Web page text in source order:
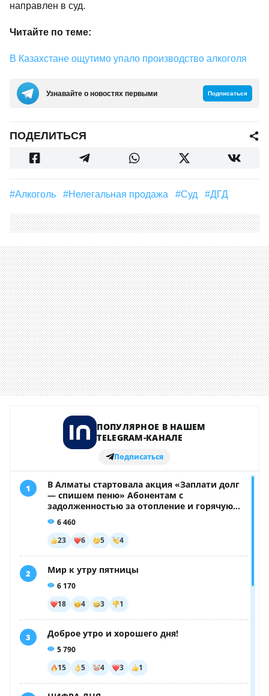
направлен в суд.
Читайте по теме:
В Казахстане ощутимо упало производство алкоголя
Узнавайте о новостях первыми Подписаться
ПОДЕЛИТЬСЯ
#алкоголь #нелегальная продажа #суд #ДГД